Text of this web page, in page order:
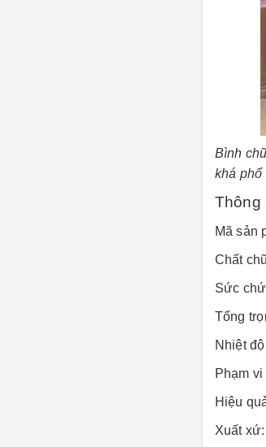
Bình
khá phổ
Thông
Mã
Chất
Sức
Tổng
Nhiệt
Phạm
Hiệu
Xuất